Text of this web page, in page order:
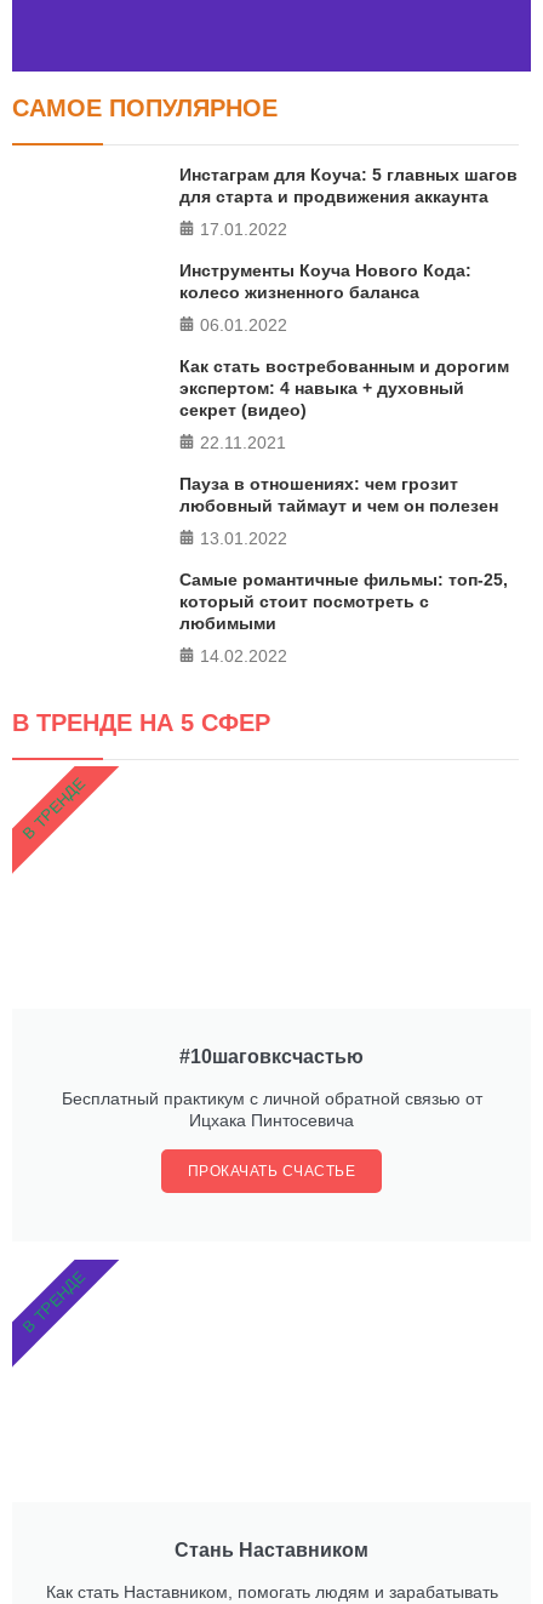
Тест FERMI
в 5 главных сферах
САМОЕ ПОПУЛЯРНОЕ
Инстаграм для Коуча: 5 главных шагов
для старта и продвижения аккаунта
17.01.2022
Инструменты Коуча Нового Кода:
колесо жизненного баланса
06.01.2022
Как стать востребованным и дорогим
экспертом: 4 навыка + духовный
секрет (видео)
22.11.2021
Пауза в отношениях: чем грозит
любовный таймаут и чем он полезен
13.01.2022
Самые романтичные фильмы: топ-25,
который стоит посмотреть с
любимыми
14.02.2022
В ТРЕНДЕ НА 5 СФЕР
#10шаговксчастью
Бесплатный практикум с личной обратной связью от
Ицхака Пинтосевича
ПРОКАЧАТЬ СЧАСТЬЕ
В ТРЕНДЕ
Стань Наставником
Как стать Наставником, помогать людям и зарабатывать
В ТРЕНДЕ